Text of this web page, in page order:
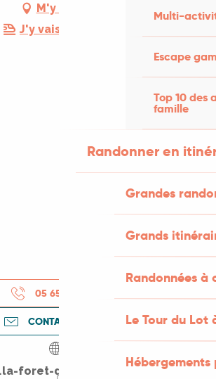
Multi-
Escape
Top 10 des
famille
Randonner en
Grandes
Grands
Randonnées
Le Tour du Lot
M'y rendre
J'y vais en train !
05 65 33 62
CONTACTEZ-NOUS
foret-des-singes.com